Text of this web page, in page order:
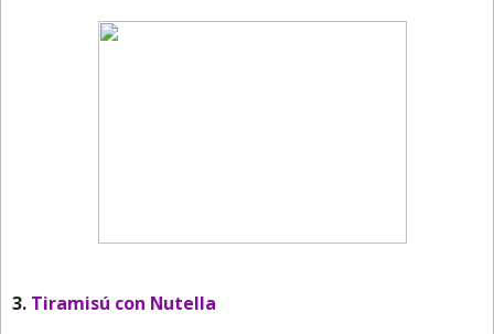
3. Tiramisú con Nutella